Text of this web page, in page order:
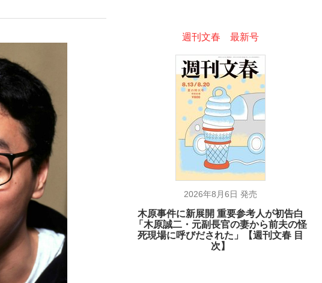
いされているのが悲しい」『北の国から』倉本聰氏（91...
週刊文春 最新号
2026年8月6日 発売
木原事件に新展開 重要参考人が初告白
「木原誠二・元副長官の妻から前夫の怪
死現場に呼びだされた」【週刊文春 目
次】